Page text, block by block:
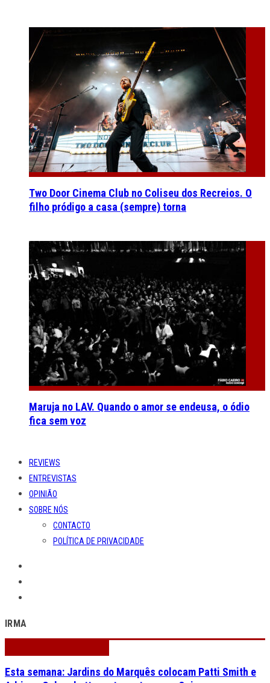
Two Door Cinema Club no Coliseu dos Recreios. O
filho pródigo a casa (sempre) torna
Maruja no LAV. Quando o amor se endeusa, o ódio
fica sem voz
REVIEWS
ENTREVISTAS
OPINIÃO
SOBRE NÓS
CONTACTO
POLÍTICA DE PRIVACIDADE
IRMA
Esta semana: Jardins do Marquês colocam Patti Smith e